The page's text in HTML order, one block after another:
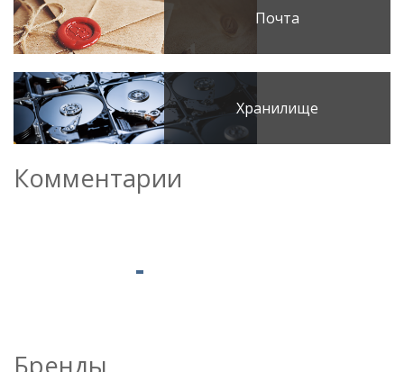
Почта
Хранилище
Комментарии